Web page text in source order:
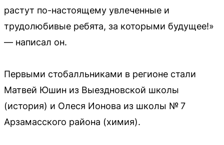
растут по-настоящему увлеченные и
трудолюбивые ребята, за которыми будущее!»
— написал он.
Первыми стобалльниками в регионе стали
Матвей Юшин из Выездновской школы
(история) и Олеся Ионова из школы № 7
Арзамасского района (химия).